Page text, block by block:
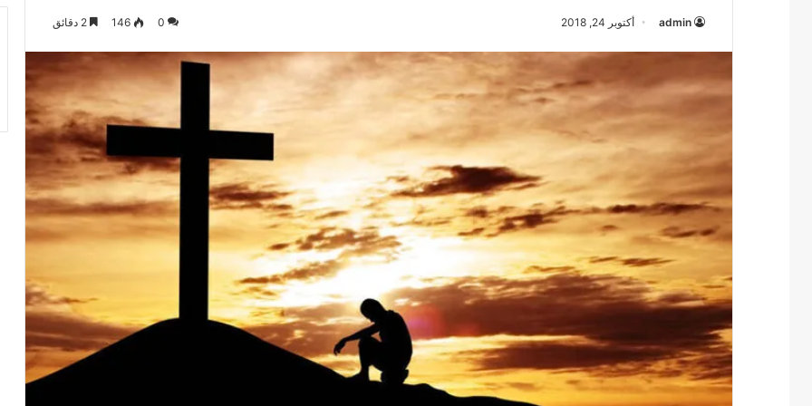
admin أكتوبر 24, 2018 0
146